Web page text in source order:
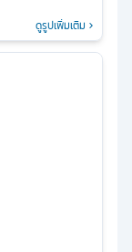
ดูรูปเพิ่มเติม